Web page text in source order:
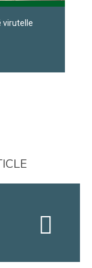
virutelle